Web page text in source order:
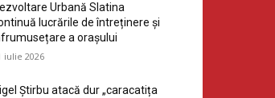
Urbană Slatina
lucrările de întreținere și
a orașului
iulie 2026
Știrbu atacă dur „caracatița